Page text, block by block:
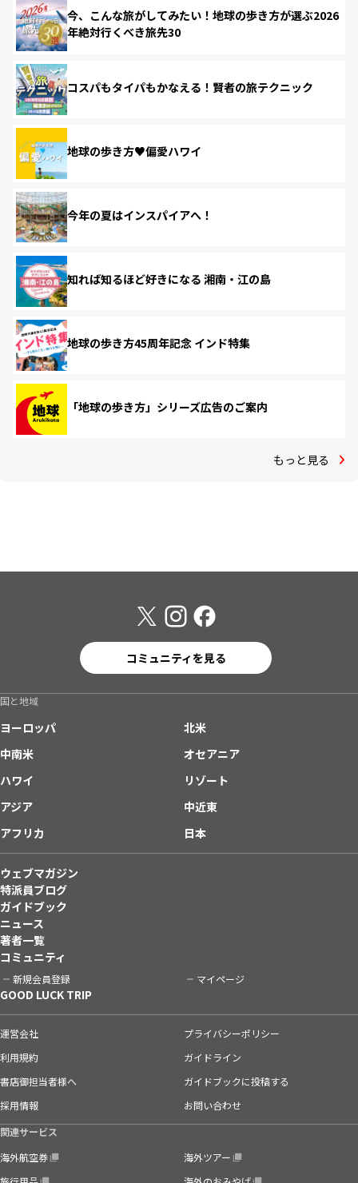
今、こんな旅がしてみたい！地球の歩き方が選ぶ2026
年絶対行くべき旅先30
コスパもタイパもかなえる！賢者の旅テクニック
地球の歩き方♥偏愛ハワイ
今年の夏はインスパイアへ！
知れば知るほど好きになる 湘南・江の島
地球の歩き方45周年記念 インド特集
「地球の歩き方」シリーズ広告のご案内
もっと見る
コミュニティを見る
国と地域
ヨーロッパ
北米
中南米
オセアニア
ハワイ
リゾート
アジア
中近東
アフリカ
日本
ウェブマガジン
特派員ブログ
ガイドブック
ニュース
著者一覧
コミュニティ
新規会員登録 マイページ
GOOD LUCK TRIP
運営会社
プライバシーポリシー
利用規約
ガイドライン
書店御担当者様へ
ガイドブックに投稿する
採用情報
お問い合わせ
関連サービス
海外航空券
海外ツアー